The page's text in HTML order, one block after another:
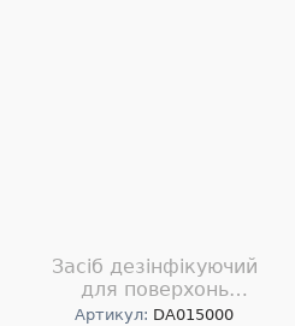
Засіб дезінфікуючий
для поверхонь
DEZALDUM 20 5л
Артикул: DA015000